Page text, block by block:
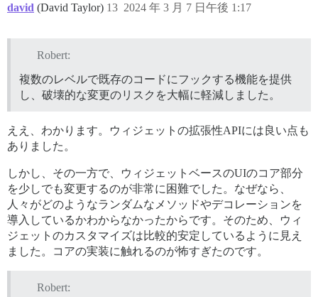
david (David Taylor) 2024 年 3 月 7 日午後 1:17
13
Robert:
複数のレベルで既存のコードにフックする機能を提供
し、破壊的な変更のリスクを大幅に軽減しました。
ええ、わかります。ウィジェットの拡張性APIには良い点も
ありました。
しかし、その一方で、ウィジェットベースのUIのコア部分
を少しでも変更するのが非常に困難でした。なぜなら、
人々がどのようなランダムなメソッドやデコレーションを
導入しているかわからなかったからです。そのため、ウィ
ジェットのカスタマイズは比較的安定しているように見え
ました。コアの実装に触れるのが怖すぎたのです。
Robert: